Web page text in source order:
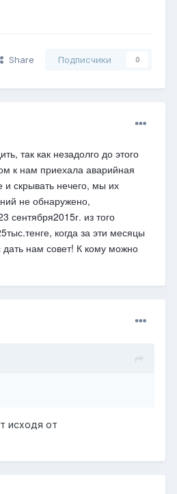
Share Подписчики 0
так как незадолго до этого
к нам приехала аварийная
и скрывать нечего, мы их
не обнаружено,
сентября2015г. из того
когда за эти месяцы
нам совет! К кому можно
исходя от